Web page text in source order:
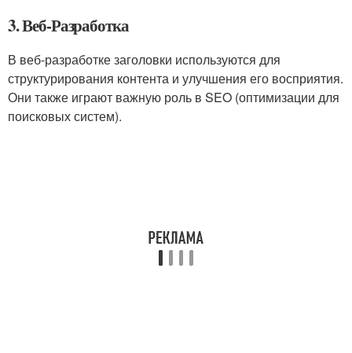
3. Веб-Разработка
В веб-разработке заголовки используются для
структурирования контента и улучшения его восприятия.
Они также играют важную роль в SEO (оптимизации для
поисковых систем).